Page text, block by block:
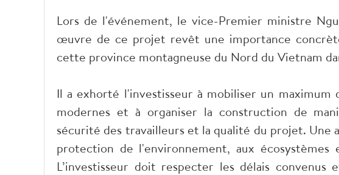
Lors de l'événement, le vice-Premier ministre
œuvre de ce projet revêt une importance
cette province montagneuse du Nord du Vietnam
Il a exhorté l'investisseur à mobiliser un maximum
modernes et à organiser la construction de
sécurité des travailleurs et la qualité du projet.
protection de l'environnement, aux
L’investisseur doit respecter les délais